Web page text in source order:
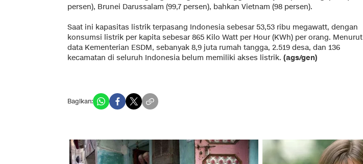
persen), Brunei Darussalam (99,7 persen), bahkan Vietnam (98 persen).
Saat ini kapasitas listrik terpasang Indonesia sebesar 53,53 ribu megawatt, dengan
konsumsi listrik per kapita sebesar 865 Kilo Watt per Hour (KWh) per orang. Menurut
data Kementerian ESDM, sebanyak 8,9 juta rumah tangga, 2.519 desa, dan 136
kecamatan di seluruh Indonesia belum memiliki akses listrik. (ags/gen)
Bagikan: